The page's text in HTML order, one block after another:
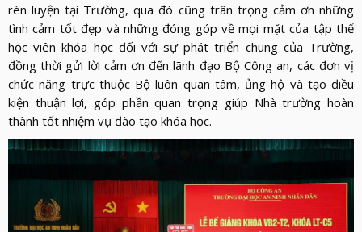
rèn luyện tại Trường, qua đó cũng trân trọng cảm ơn những
tình cảm tốt đẹp và những đóng góp về mọi mặt của tập thể
học viên khóa học đối với sự phát triển chung của Trường,
đồng thời gửi lời cảm ơn đến lãnh đạo Bộ Công an, các đơn vị
chức năng trực thuộc Bộ luôn quan tâm, ủng hộ và tạo điều
kiện thuận lợi, góp phần quan trọng giúp Nhà trường hoàn
thành tốt nhiệm vụ đào tạo khóa học.